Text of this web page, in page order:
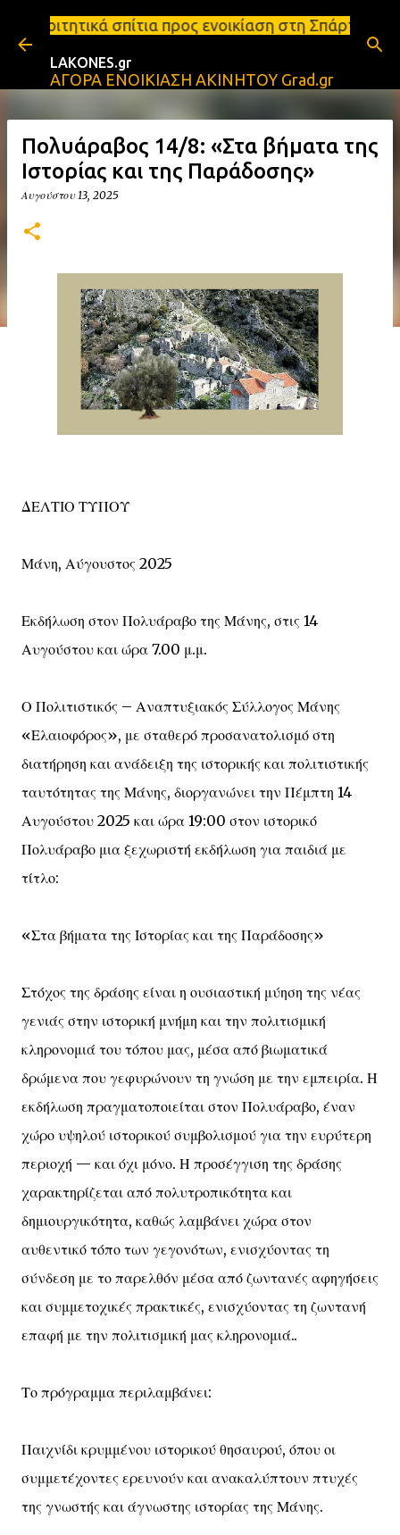
Μετάβαση στο κύριο περιεχόμενο
προς ενοικίαση στη Σπάρτη Ενοικιάσεις
LAKONES.gr
ΑΓΟΡΑ ΕΝΟΙΚΙΑΣΗ ΑΚΙΝΗΤΟΥ Grad.gr
Πολυάραβος 14/8: «Στα βήματα της
Ιστορίας και της Παράδοσης»
Αυγούστου 13, 2025
ΔΕΛΤΙΟ ΤΥΠΟΥ
Μάνη, Αύγουστος 2025
Εκδήλωση στον Πολυάραβο της Μάνης, στις 14
Αυγούστου και ώρα 7.00 μ.μ.
Ο Πολιτιστικός – Αναπτυξιακός Σύλλογος Μάνης
«Ελαιοφόρος», με σταθερό προσανατολισμό στη
διατήρηση και ανάδειξη της ιστορικής και πολιτιστικής
ταυτότητας της Μάνης, διοργανώνει την Πέμπτη 14
Αυγούστου 2025 και ώρα 19:00 στον ιστορικό
Πολυάραβο μια ξεχωριστή εκδήλωση για παιδιά με
τίτλο:
«Στα βήματα της Ιστορίας και της Παράδοσης»
Στόχος της δράσης είναι η ουσιαστική μύηση της νέας
γενιάς στην ιστορική μνήμη και την πολιτισμική
κληρονομιά του τόπου μας, μέσα από βιωματικά
δρώμενα που γεφυρώνουν τη γνώση με την εμπειρία. Η
εκδήλωση πραγματοποιείται στον Πολυάραβο, έναν
χώρο υψηλού ιστορικού συμβολισμού για την ευρύτερη
περιοχή — και όχι μόνο. Η προσέγγιση της δράσης
χαρακτηρίζεται από πολυτροπικότητα και
δημιουργικότητα, καθώς λαμβάνει χώρα στον
αυθεντικό τόπο των γεγονότων, ενισχύοντας τη
σύνδεση με το παρελθόν μέσα από ζωντανές αφηγήσεις
και συμμετοχικές πρακτικές, ενισχύοντας τη ζωντανή
επαφή με την πολιτισμική μας κληρονομιά..
Το πρόγραμμα περιλαμβάνει:
Παιχνίδι κρυμμένου ιστορικού θησαυρού, όπου οι
συμμετέχοντες ερευνούν και ανακαλύπτουν πτυχές
της γνωστής και άγνωστης ιστορίας της Μάνης.